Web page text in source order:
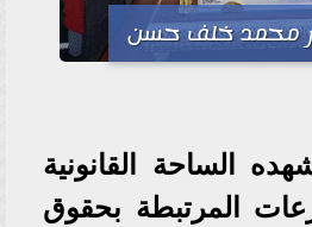
محمد خلف حسن
الساحة القانونية
المرتبطة بحقوق